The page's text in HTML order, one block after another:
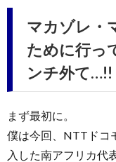
マカゾレ・
ために行っ
ンチ外て…!!
まず最初に。
僕は今回、NTTドコ
入した南アフリカ代